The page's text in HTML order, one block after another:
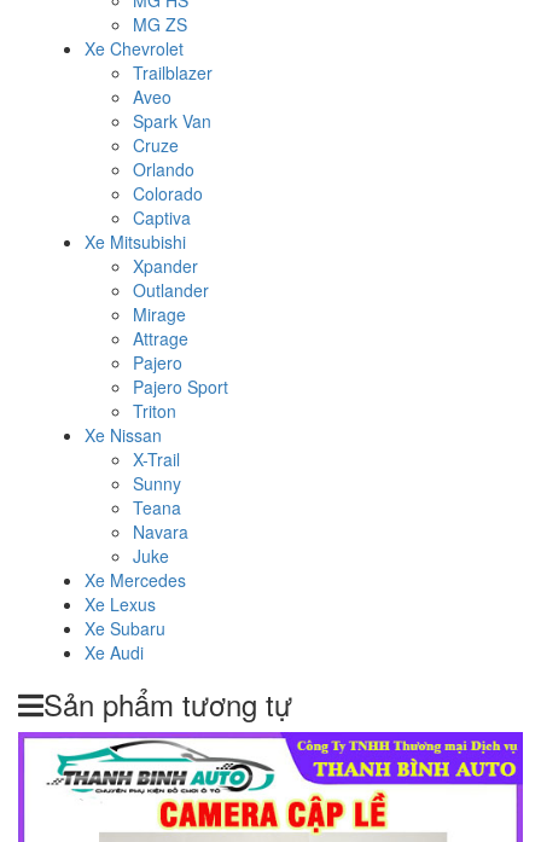
MG ZS
Xe Chevrolet
Trailblazer
Aveo
Spark Van
Cruze
Orlando
Colorado
Captiva
Xe Mitsubishi
Xpander
Outlander
Mirage
Attrage
Pajero
Pajero Sport
Triton
Xe Nissan
X-Trail
Sunny
Teana
Navara
Juke
Xe Mercedes
Xe Lexus
Xe Subaru
Xe Audi
Sản phẩm tương tự